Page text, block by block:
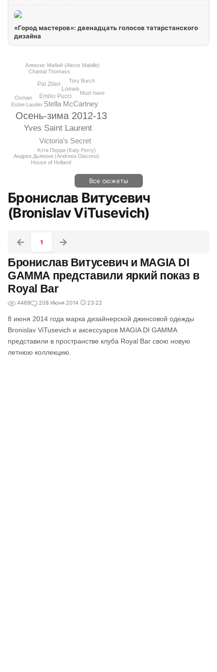
«Город мастеров»: двенадцать голосов татарстанского
дизайна
Осень-зима 2012-13
Yves Saint Laurent
Stella McCartney
Victoria’s Secret
Emilio Pucci
Loewe
Pal Zileri
Кэти Перри (Katy Perry)
Estee Lauder
Chantal Thomass
House of Holland
Андреа Дьякони (Andreea Diaconu)
Tory Burch
Алексис Мабий (Alexis Mabille)
Must have
Osman
Все сюжеты
Бронислав Витусевич
(Bronislav ViTusevich)
1
Бронислав Витусевич и MAGIA DI
GAMMA представили яркий показ в
Royal Bar
4469 208 Июня 2014 23:22
8 июня 2014 года марка дизайнерской джинсовой одежды
Bronislav ViTusevich и аксессуаров MAGIA DI GAMMA
представили в пространстве клуба Royal Bar свою новую
летнюю коллекцию.